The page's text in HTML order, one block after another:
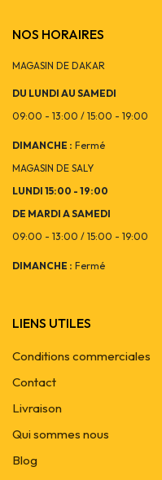
NOS HORAIRES
MAGASIN DE DAKAR
DU LUNDI AU SAMEDI
09:00 - 13:00 / 15:00 - 19:00
DIMANCHE : Fermé
MAGASIN DE SALY
LUNDI 15:00 - 19:00
DE MARDI A SAMEDI
09:00 - 13:00 / 15:00 - 19:00
DIMANCHE : Fermé
LIENS UTILES
Conditions commerciales
Contact
Livraison
Qui sommes nous
Blog